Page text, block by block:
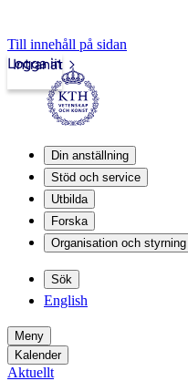
Till innehåll på sidan
Intranät
Logga in
Din anställning
Stöd och service
Utbilda
Forska
Organisation och styrning
Sök
English
Meny
Kalender
Aktuellt